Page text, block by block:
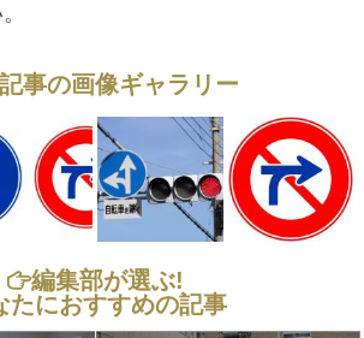
事の画像ギャラリー
編集部が選ぶ!
たにおすすめの記事